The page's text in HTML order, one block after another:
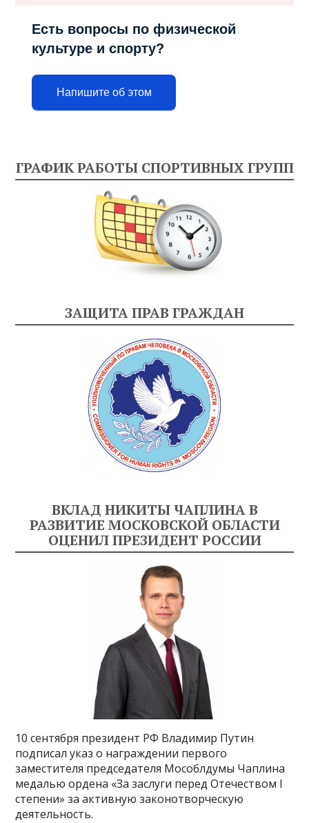
Есть вопросы по физической
культуре и спорту?
Напишите об этом
ГРАФИК РАБОТЫ СПОРТИВНЫХ ГРУПП
ЗАЩИТА ПРАВ ГРАЖДАН
ВКЛАД НИКИТЫ ЧАПЛИНА В
РАЗВИТИЕ МОСКОВСКОЙ ОБЛАСТИ
ОЦЕНИЛ ПРЕЗИДЕНТ РОССИИ
10 сентября президент РФ Владимир Путин
подписал указ о награждении первого
заместителя председателя Мособлдумы Чаплина
медалью ордена «За заслуги перед Отечеством I
степени» за активную законотворческую
деятельность.